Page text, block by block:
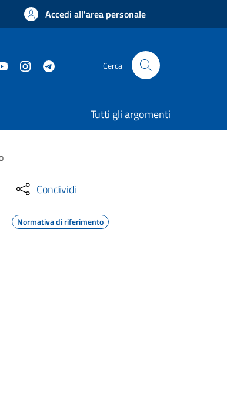
Accedi all'area personale
Cerca
Tutti gli argomenti
Condividi
Normativa di riferimento